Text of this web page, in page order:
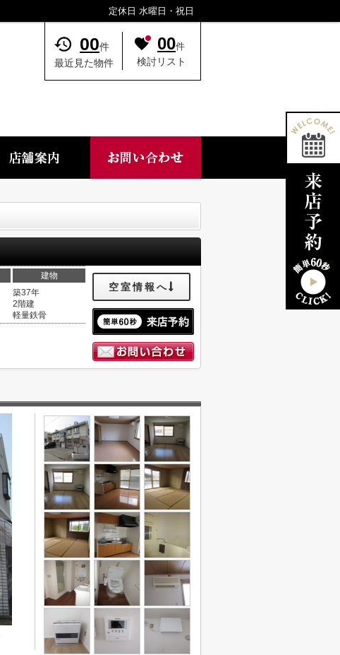
定休日 水曜日・祝日
00件
最近見た物件
00件
検討リスト
建物
築37年
2階建
軽量鉄骨
空室情報へ